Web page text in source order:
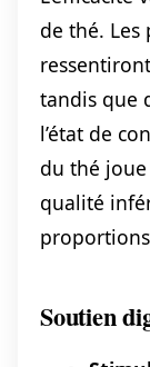
de thé. Les
tandis que
l’état de
du thé
qualité
Soutien